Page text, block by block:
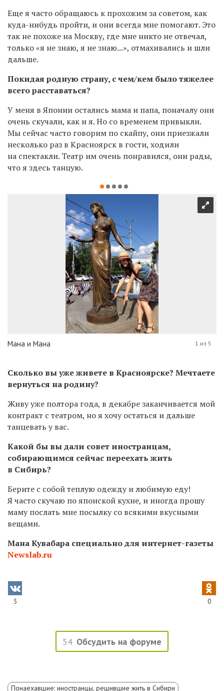
Еще я часто обращаюсь к прохожим за советом, как
куда-нибудь пройти, и они всегда мне помогают. Это
так не похоже на Москву, где мне никто не отвечал,
только «я не знаю, я не знаю...», отмахивались и шли
дальше.
Покидая родную страну, с чем/кем было тяжелее
всего расставаться?
У меня в Японии остались мама и папа, поначалу они
очень скучали, как и я. Но со временем привыкли.
Мы сейчас часто говорим по скайпу, они приезжали
несколько раз в Красноярск в гости, ходили
на спектакли. Театр им очень понравился, они рады,
что я здесь танцую.
Мана и Мана 1 из 5
Сколько вы уже живете в Красноярске? Мечтаете
вернуться на родину?
Живу уже полтора года, в декабре заканчивается мой
контракт с театром, но я хочу остаться и дальше
танцевать у вас.
Какой бы вы дали совет иностранцам,
собирающимся сейчас переехать жить
в Сибирь?
Берите с собой теплую одежду и любимую еду!
Я часто скучаю по японской кухне, и иногда прошу
маму послать мне посылку со всякими вкусными
вещами.
Мана Кувабара специально для интернет-газеты
Newslab.ru
5 0
54 Обсудить на форуме
Понаехавшие: иностранцы, решившие жить в Сибири